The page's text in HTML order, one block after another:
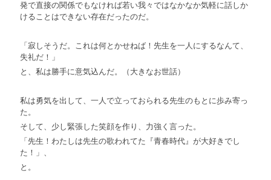
発で直接の関係でもなければ若い我々ではなかなか気軽に話しか
けることはできない存在だったのだ。
「寂しそうだ。これは何とかせねば！先生を一人にするなんて、
失礼だ！」
と、私は勝手に意気込んだ。（大きなお世話）
私は勇気を出して、一人で立っておられる先生のもとに歩み寄っ
た。
そして、少し緊張した笑顔を作り、力強く言った。
「先生！わたしは先生の歌われてた『青春時代』が大好きでし
た！」、
と。